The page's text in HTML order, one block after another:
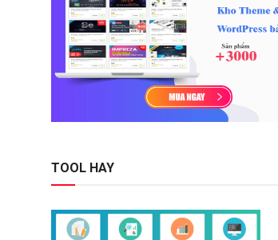
TOOL HAY